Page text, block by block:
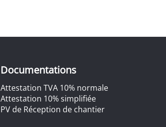
Documentations
Attestation TVA 10% normale
Attestation 10% simplifiée
PV de Réception de chantier